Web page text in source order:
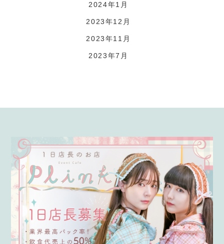
2024年1月
2023年12月
2023年11月
2023年7月